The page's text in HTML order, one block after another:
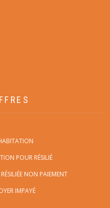
POUR RÉSILIÉ
NON PAIEMENT
IMPAYÉ